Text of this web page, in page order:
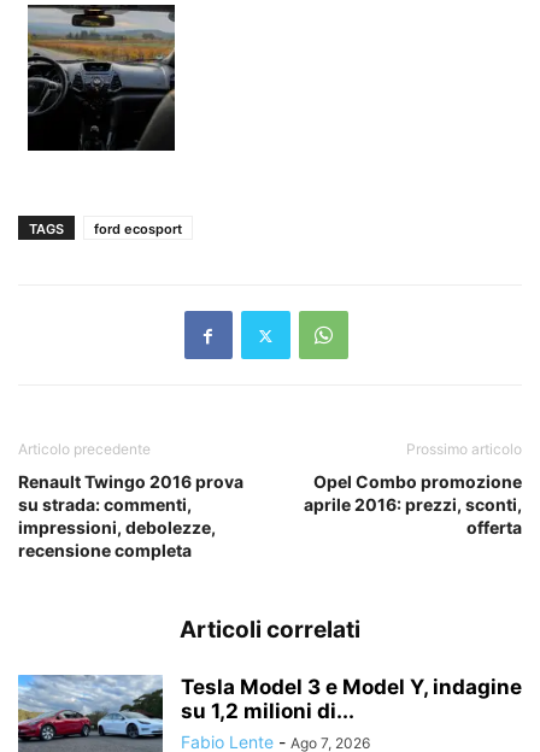
TAGS ford ecosport
Articolo precedente
Renault Twingo 2016 prova
su strada: commenti,
impressioni, debolezze,
recensione completa
Prossimo articolo
Opel Combo promozione
aprile 2016: prezzi, sconti,
offerta
Articoli correlati
Tesla Model 3 e Model Y, indagine
su 1,2 milioni di...
Fabio Lente - Ago 7, 2026